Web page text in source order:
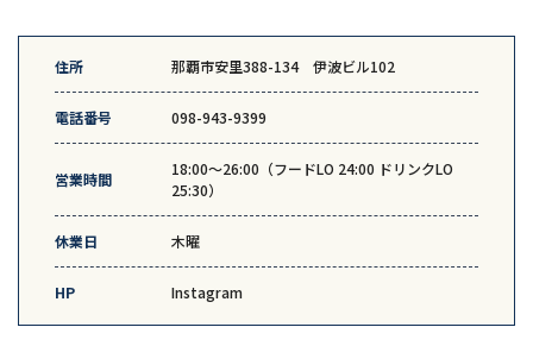
住所 那覇市安里388-134 伊波ビル102
電話番号 098-943-9399
営業時間
18:00～26:00（フードLO 24:00 ドリンクLO
25:30）
休業日 木曜
HP Instagram